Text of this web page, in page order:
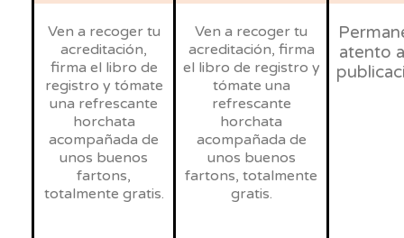
Ven a recoger tu
acreditación,
firma el libro de
registro y tómate
una refrescante
horchata
acompañada de
unos buenos
fartons,
totalmente gratis.
Ven a recoger tu
acreditación, firma
el libro de registro y
tómate una
refrescante
horchata
acompañada de
unos buenos
fartons, totalmente
gratis.
atento